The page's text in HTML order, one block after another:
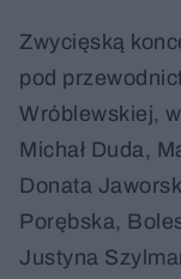
Zwycięską
pod
Wróblewskiej,
Michał Duda,
Donata
Porębska,
Justyna